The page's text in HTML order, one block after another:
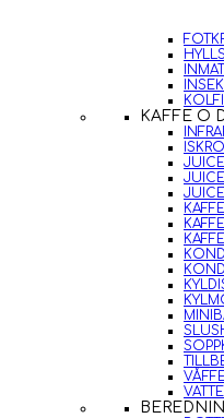
KAFFE O